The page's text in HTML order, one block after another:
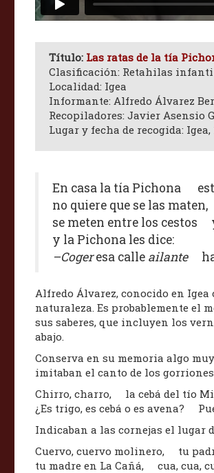
Título: Las ratas de la tía
Clasificación: Retahilas
Localidad: Igea
Informante: Alfredo Álvarez
Recopiladores: Javier Asensio
Lugar y fecha de recogida: Igea,
En casa la tía Pichona
no quiere que se las
se meten entre los cestos
y la Pichona les dice:
–Cogeresa calle ailante
Alfredo Álvarez, conocido en Igea
naturaleza. Es probablemente el
sus saberes, que incluyen los
abajo.
Conserva en su memoria algo
imitaban el canto de los
Chirro, charro, la cebá del tío
¿Es trigo, es cebá o es avena?
Indicaban a las cornejas el lugar
Cuervo, cuervo molinero, tu
tu madre en La Cañá, cua, cua,